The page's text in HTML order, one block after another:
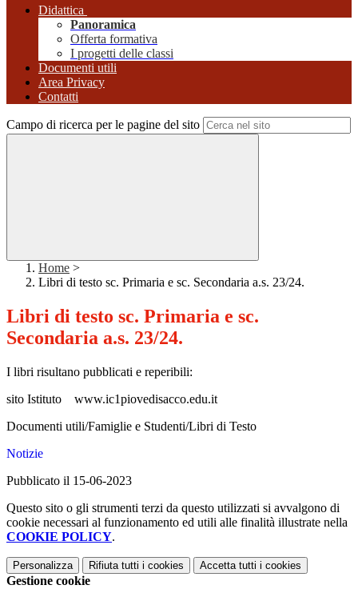
Didattica
Panoramica
Offerta formativa
I progetti delle classi
Documenti utili
Area Privacy
Contatti
Campo di ricerca per le pagine del sito
Home >
Libri di testo sc. Primaria e sc. Secondaria a.s. 23/24.
Libri di testo sc. Primaria e sc.
Secondaria a.s. 23/24.
I libri risultano pubblicati e reperibili:
sito Istituto www.ic1piovedisacco.edu.it
Documenti utili/Famiglie e Studenti/Libri di Testo
Notizie
Pubblicato il 15-06-2023
Questo sito o gli strumenti terzi da questo utilizzati si avvalgono di
cookie necessari al funzionamento ed utili alle finalità illustrate nella
COOKIE POLICY.
Personalizza Rifiuta tutti i cookies Accetta tutti i cookies
Gestione cookie